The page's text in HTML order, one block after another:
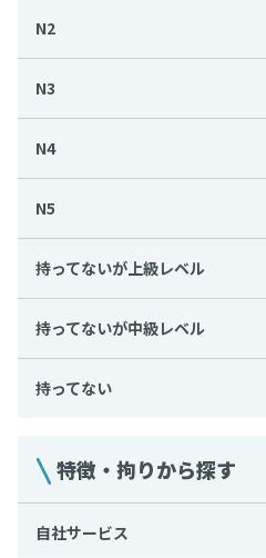
N2
N3
N4
N5
持ってないが上級レベル
持ってないが中級レベル
持ってない
特徴・拘りから探す
自社サービス